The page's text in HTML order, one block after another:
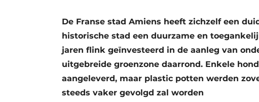
De Franse stad Amiens heeft zichzelf een
historische stad een duurzame en
jaren flink geïnvesteerd in de aanleg van
uitgebreide groenzone daarrond. Enkele
aangeleverd, maar plastic potten werden
steeds vaker gevolgd zal worden